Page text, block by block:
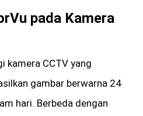
pada Kamera
kamera CCTV yang
gambar berwarna 24
hari. Berbeda dengan